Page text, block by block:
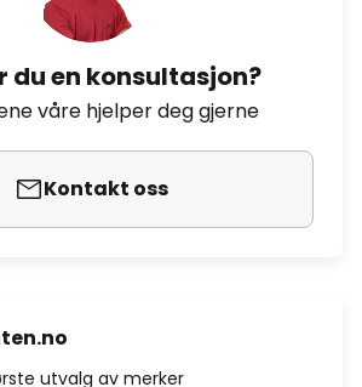
du en konsultasjon?
våre hjelper deg gjerne
Kontakt oss
utvalg av merker